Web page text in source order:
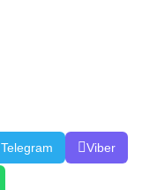
Telegram Viber